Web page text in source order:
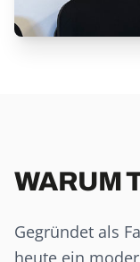
WARUM
Gegründet als
heute ein